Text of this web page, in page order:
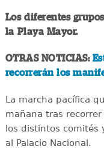
Los diferentes
la Playa Mayor.
OTRAS NOTICIAS:
recorrerán los
La marcha pacífica
mañana tras
los distintos comités
al Palacio Nacional.